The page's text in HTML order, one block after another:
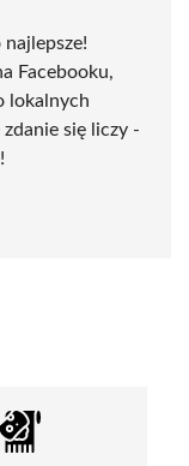
Facebooku,
lokalnych
się liczy -